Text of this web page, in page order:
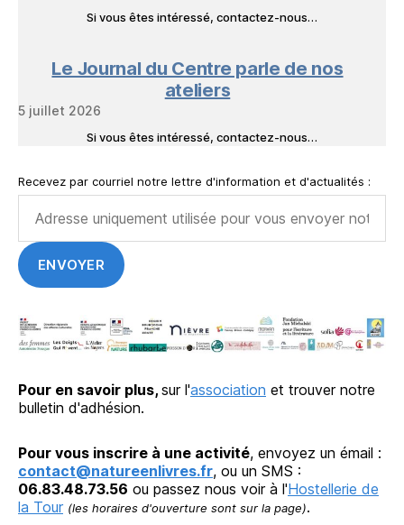
Si vous êtes intéressé, contactez-nous…
Le Journal du Centre parle de nos
ateliers
5 juillet 2026
Si vous êtes intéressé, contactez-nous…
Recevez par courriel notre lettre d'information et d'actualités :
Pour en savoir plus, sur l'association et trouver notre
bulletin d'adhésion.
Pour vous inscrire à une activité, envoyez un émail :
contact@natureenlivres.fr, ou un SMS :
06.83.48.73.56 ou passez nous voir à l'Hostellerie de
la Tour (les horaires d'ouverture sont sur la page).